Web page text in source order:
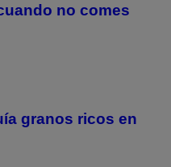
no comes
granos ricos en